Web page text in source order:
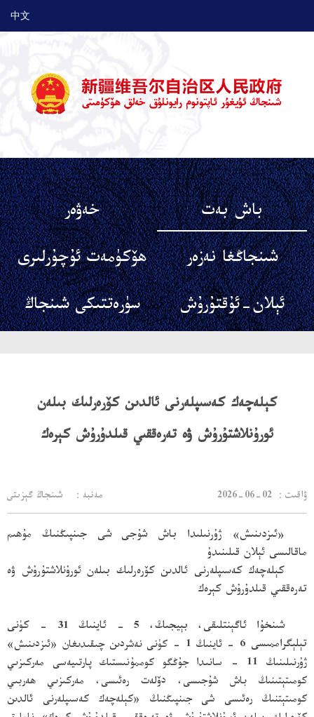
中文
باش بەت
خەۋەر
شىنجاڭغا نەزەر
ھۆكۈمەت ئۇچۇرلىرى
ئېلان-ئۇقتۇرۇش
سۈرەتتىكى شىنجاڭ
كېلەچەك كەسىپلەرنى ئالدىن كۆرەرلىك بىلەن
ئورۇنلاشتۇرۇش ۋە تەرەققىي قىلدۇرۇش كېرەك
2026-06-02 ：ۋاقىت مەنبە： شىنجاڭ گېزىتى
«ئىزدىنىش» ژۇرنىلىدا باش شۇجى شى جىنپىڭنىڭ مۇھىم
ماقالىسى ئېلان قىلىنىدۇ
كېلەچەك كەسىپلەرنى ئالدىن كۆرەرلىك بىلەن ئورۇنلاشتۇرۇش ۋە
تەرەققىي قىلدۇرۇش كېرەك
شىنخۇا ئاگېنتلىقى، بېيجىڭ، 5 - ئاينىڭ 31 - كۈنى
تېلېگراممىسى
6 - ئاينىڭ 1 - كۈنى نەشردىن چىقىدىغان «ئىزدىنىش»
ژۇرنىلىنىڭ 11 - سانىدا جۇڭگو كوممۇنىستىك پارتىيەسى مەركىزىي
كومىتېتىنىڭ باش شۇجىسى، دۆلەت رەئىسى، مەركىزىي ھەربىي
كومىتېتنىڭ رەئىسى شى جىنپىڭنىڭ «كېلەچەك كەسىپلەرنى ئالدىن